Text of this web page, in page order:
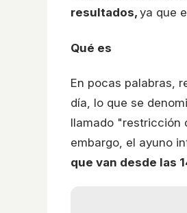
resultados, ya que
Qué es
En pocas palabras,
día, lo que se
llamado "restricción
embargo, el ayuno
que van desde las